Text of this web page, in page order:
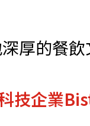
厚的餐
技企業